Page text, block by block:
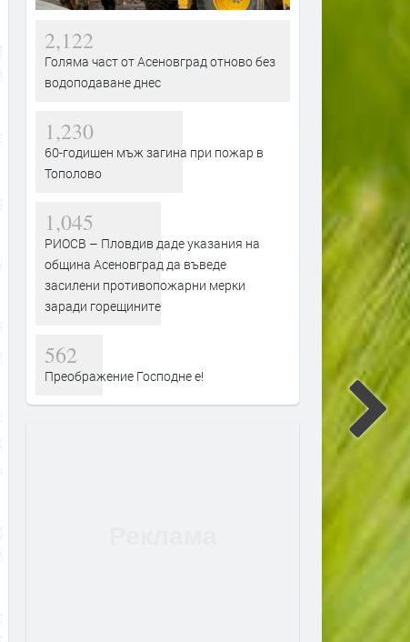
2,122
Голяма част от Асеновград отново без
водоподаване днес
1,230
60-годишен мъж загина при пожар в
Тополово
1,045
РИОСВ – Пловдив даде указания на
община Асеновград да въведе
засилени противопожарни мерки
заради горещините
562
Преображение Господне е!